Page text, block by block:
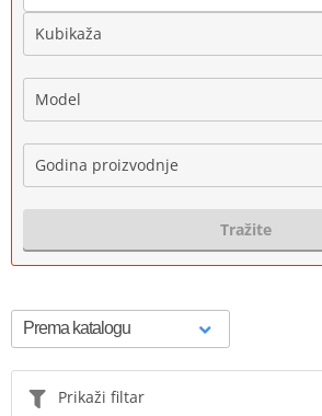
Kubikaža
Model
Godina proizvodnje
Tražite
Prikaži filtar